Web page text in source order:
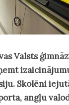
Valsts
Skolēni
angļu